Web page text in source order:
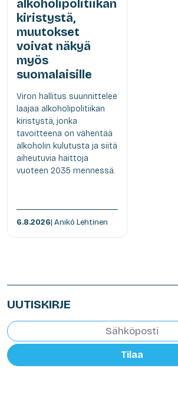
alkoholipolitiikan
kiristystä,
muutokset
voivat näkyä
myös
suomalaisille
Viron hallitus suunnittelee
laajaa alkoholipolitiikan
kiristystä, jonka
tavoitteena on vähentää
alkoholin kulutusta ja siitä
aiheutuvia haittoja
vuoteen 2035 mennessä.
6.8.2026| Anikó Lehtinen
UUTISKIRJE
Tilaa